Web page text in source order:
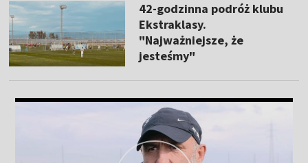
42-godzinna podróż klubu
Ekstraklasy.
"Najważniejsze, że
jesteśmy"